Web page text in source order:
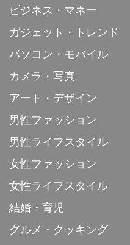
ビジネス・マネー
ガジェット・トレンド
パソコン・モバイル
カメラ・写真
アート・デザイン
男性ファッション
男性ライフスタイル
女性ファッション
女性ライフスタイル
結婚・育児
グルメ・クッキング